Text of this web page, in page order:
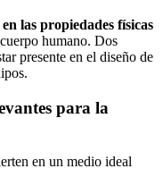
en las propiedades físicas
humano. Dos
presente en el diseño de
para la
en un medio ideal